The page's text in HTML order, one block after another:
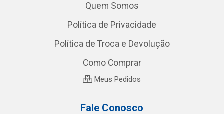
Quem Somos
Política de Privacidade
Política de Troca e Devolução
Como Comprar
Meus Pedidos
Fale Conosco